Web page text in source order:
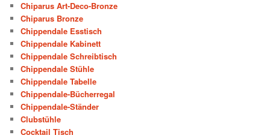
Chiparus Art-Deco-Bronze
Chiparus Bronze
Chippendale Esstisch
Chippendale Kabinett
Chippendale Schreibtisch
Chippendale Stühle
Chippendale Tabelle
Chippendale-Bücherregal
Chippendale-Ständer
Clubstühle
Cocktail Tisch